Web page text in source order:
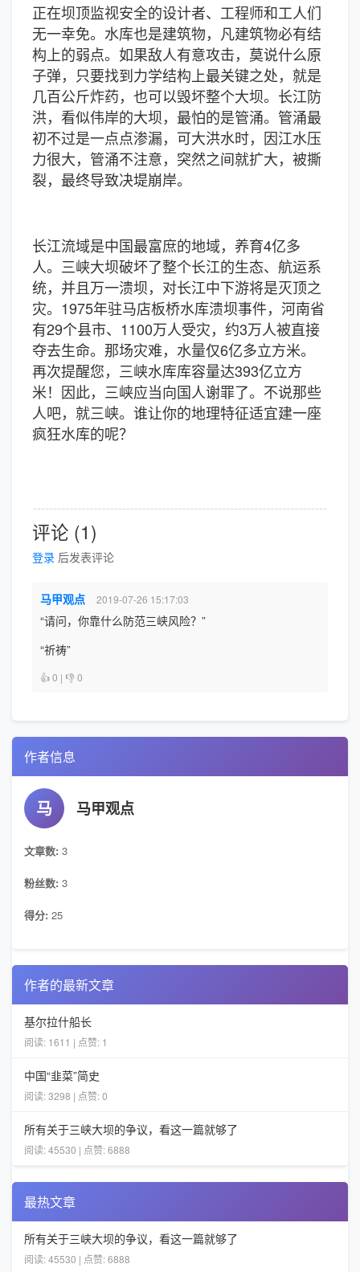
正在坝顶监视安全的设计者、工程师和工人们
无一幸免。水库也是建筑物，凡建筑物必有结
构上的弱点。如果敌人有意攻击，莫说什么原
子弹，只要找到力学结构上最关键之处，就是
几百公斤炸药，也可以毁坏整个大坝。长江防
洪，看似伟岸的大坝，最怕的是管涌。管涌最
初不过是一点点渗漏，可大洪水时，因江水压
力很大，管涌不注意，突然之间就扩大，被撕
裂，最终导致决堤崩岸。
长江流域是中国最富庶的地域，养育4亿多
人。三峡大坝破坏了整个长江的生态、航运系
统，并且万一溃坝，对长江中下游将是灭顶之
灾。1975年驻马店板桥水库溃坝事件，河南省
有29个县市、1100万人受灾，约3万人被直接
夺去生命。那场灾难，水量仅6亿多立方米。
再次提醒您，三峡水库库容量达393亿立方
米！因此，三峡应当向国人谢罪了。不说那些
人吧，就三峡。谁让你的地理特征适宜建一座
疯狂水库的呢？
评论 (1)
登录 后发表评论
马甲观点 2019-07-26 15:17:03
“请问，你靠什么防范三峡风险？”
“祈祷”
👍 0 | 👎 0
作者信息
马 马甲观点
文章数: 3
粉丝数: 3
得分: 25
作者的最新文章
基尔拉什船长
阅读: 1611 | 点赞: 1
中国“韭菜”简史
阅读: 3298 | 点赞: 0
所有关于三峡大坝的争议，看这一篇就够了
阅读: 45530 | 点赞: 6888
最热文章
所有关于三峡大坝的争议，看这一篇就够了
阅读: 45530 | 点赞: 6888